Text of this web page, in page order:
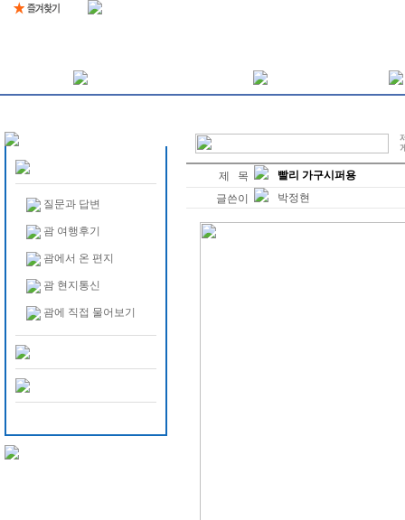
질문과 답변
괌 여행후기
괌에서 온 편지
괌 현지통신
괌에 직접 물어보기
제 목
빨리 가구시퍼용
글쓴이
박정현